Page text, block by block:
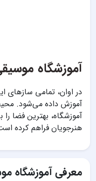
آموزشگاه
در اوان، تمامی سازهای
آموزش داده می‌شود.
آموزشگاه، بهترین فضا
هنرجویان فراهم کرده
معرفی آموزشگاه